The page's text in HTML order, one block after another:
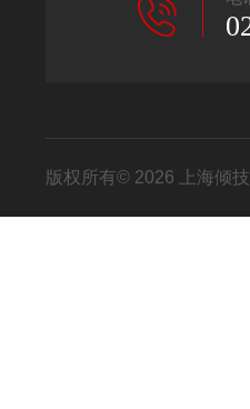
版权所有© 2026 上海倾